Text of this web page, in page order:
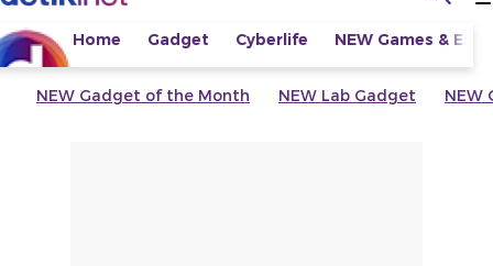
Home Gadget Cyberlife NEW Games &
NEW Gadget of the Month NEW Lab Gadget NEW